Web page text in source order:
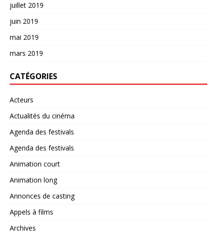
juillet 2019
juin 2019
mai 2019
mars 2019
CATÉGORIES
Acteurs
Actualités du cinéma
Agenda des festivals
Agenda des festivals
Animation court
Animation long
Annonces de casting
Appels à films
Archives